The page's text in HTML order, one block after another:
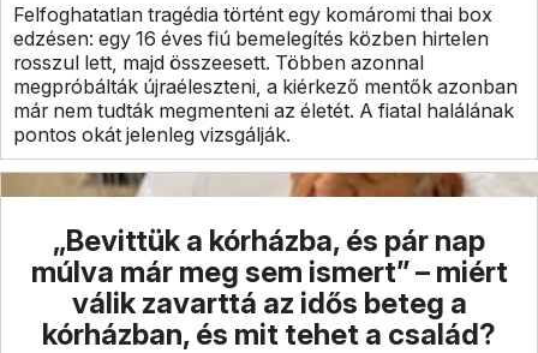
Felfoghatatlan tragédia történt egy komáromi thai box
edzésen: egy 16 éves fiú bemelegítés közben hirtelen
rosszul lett, majd összeesett. Többen azonnal
megpróbálták újraéleszteni, a kiérkező mentők azonban
már nem tudták megmenteni az életét. A fiatal halálának
pontos okát jelenleg vizsgálják.
„Bevittük a kórházba, és pár nap
múlva már meg sem ismert” – miért
válik zavarttá az idős beteg a
kórházban, és mit tehet a család?